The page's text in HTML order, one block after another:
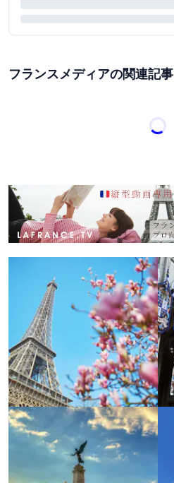
フランスメディアの関連記事